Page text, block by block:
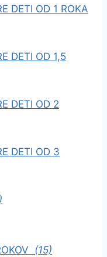
DETI OD 1 ROKA
DETI OD 1,5
DETI OD 2
DETI OD 3
(15)